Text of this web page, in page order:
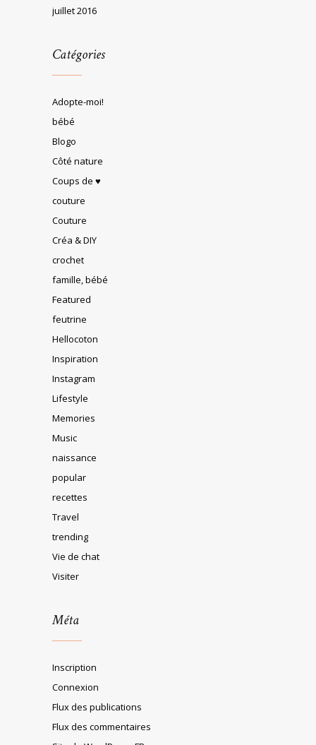
juillet 2016
Catégories
Adopte-moi!
bébé
Blogo
Côté nature
Coups de ♥
couture
Couture
Créa & DIY
crochet
famille, bébé
Featured
feutrine
Hellocoton
Inspiration
Instagram
Lifestyle
Memories
Music
naissance
popular
recettes
Travel
trending
Vie de chat
Visiter
Méta
Inscription
Connexion
Flux des publications
Flux des commentaires